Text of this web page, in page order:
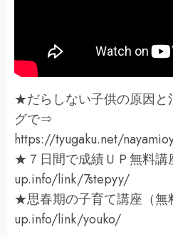
★だらしない子供の原因と
グで⇒
https://tyugaku.net/
★７日間で成績ＵＰ無料
up.info/link/7stepyy/
★思春期の子育て講座（
up.info/link/youko/